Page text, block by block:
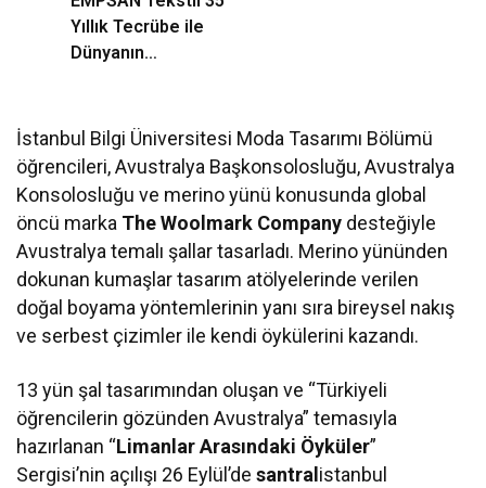
Yıllık Tecrübe ile
Dünyanın
İstanbul Bilgi Üniversitesi Moda Tasarımı Bölümü
öğrencileri, Avustralya Başkonsolosluğu, Avustralya
Konsolosluğu ve merino yünü konusunda global
öncü marka The Woolmark Company desteğiyle
Avustralya temalı şallar tasarladı. Merino yününden
dokunan kumaşlar tasarım atölyelerinde verilen
doğal boyama yöntemlerinin yanı sıra bireysel nakış
ve serbest çizimler ile kendi öykülerini kazandı.
13 yün şal tasarımından oluşan ve “Türkiyeli
öğrencilerin gözünden Avustralya” temasıyla
hazırlanan “Limanlar Arasındaki Öyküler”
Sergisi’nin açılışı 26 Eylül’desantral istanbul